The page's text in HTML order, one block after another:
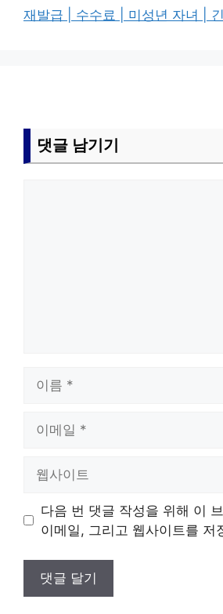
재발급 | 수수료 | 미성년 자녀 |
댓글 남기기
트
다음 번 댓글 작성을 위해 이
이메일, 그리고 웹사이트를 저